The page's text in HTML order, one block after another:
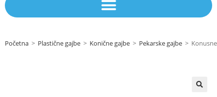
Početna > Plastične gajbe > Konične gajbe > Pekarske gajbe >